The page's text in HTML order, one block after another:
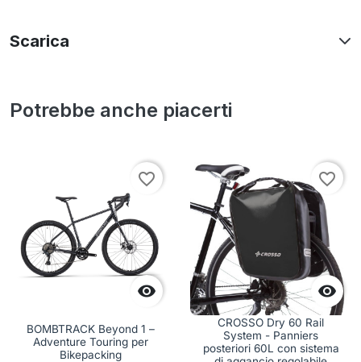
Scarica
Potrebbe anche piacerti

favorite_border
BOMBTRACK Beyond 1 –
Adventure Touring per
Bikepacking

favorite_border
CROSSO Dry 60 Rail
System - Panniers
posteriori 60L con sistema